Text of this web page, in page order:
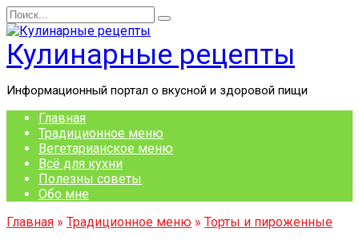
Перейти
к
содержанию
Search
for:
Кулинарные рецепты
Информационный портал о вкусной и здоровой пищи
Главная
Традиционное меню
Вегетарианское меню
Всё для кухни
Полезны советы
Обо мне
Главная » Традиционное меню » Торты и пироженные